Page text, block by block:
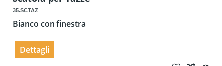
35.SCTAZ
Bianco con finestra
Dettagli